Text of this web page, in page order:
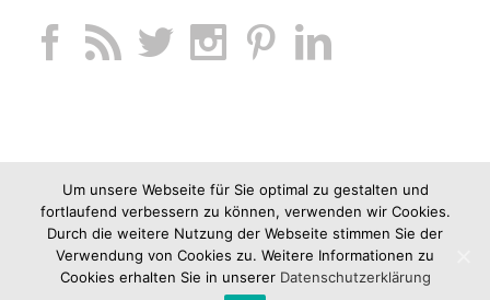
Um unsere Webseite für Sie optimal zu gestalten und
fortlaufend verbessern zu können, verwenden wir Cookies.
Durch die weitere Nutzung der Webseite stimmen Sie der
Verwendung von Cookies zu. Weitere Informationen zu
Cookies erhalten Sie in unserer Datenschutzerklärung